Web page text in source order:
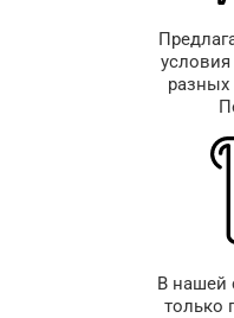
условия
разных
В нашей
только